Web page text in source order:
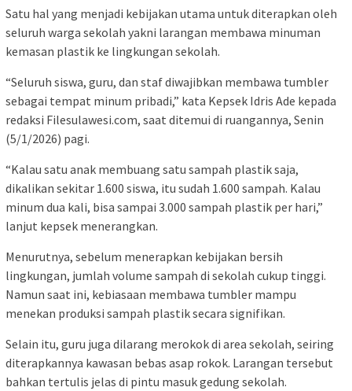
Satu hal yang menjadi kebijakan utama untuk diterapkan oleh
seluruh warga sekolah yakni larangan membawa minuman
kemasan plastik ke lingkungan sekolah.
“Seluruh siswa, guru, dan staf diwajibkan membawa tumbler
sebagai tempat minum pribadi,” kata Kepsek Idris Ade kepada
redaksi Filesulawesi.com, saat ditemui di ruangannya, Senin
(5/1/2026) pagi.
“Kalau satu anak membuang satu sampah plastik saja,
dikalikan sekitar 1.600 siswa, itu sudah 1.600 sampah. Kalau
minum dua kali, bisa sampai 3.000 sampah plastik per hari,”
lanjut kepsek menerangkan.
Menurutnya, sebelum menerapkan kebijakan bersih
lingkungan, jumlah volume sampah di sekolah cukup tinggi.
Namun saat ini, kebiasaan membawa tumbler mampu
menekan produksi sampah plastik secara signifikan.
Selain itu, guru juga dilarang merokok di area sekolah, seiring
diterapkannya kawasan bebas asap rokok. Larangan tersebut
bahkan tertulis jelas di pintu masuk gedung sekolah.